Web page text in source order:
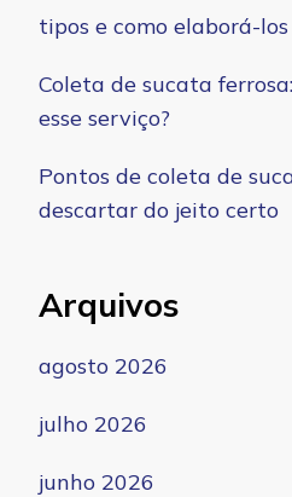
tipos e como elaborá-los
Coleta de sucata
esse serviço?
Pontos de coleta de
descartar do jeito certo
Arquivos
agosto 2026
julho 2026
junho 2026